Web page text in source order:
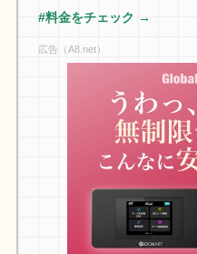
#料金をチェック →
広告（A8.net）